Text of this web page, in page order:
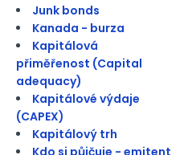
Junk bonds
Kanada - burza
Kapitálová
přiměřenost (Capital
adequacy)
Kapitálové výdaje
(CAPEX)
Kapitálový trh
Kdo si půjčuje - emitent